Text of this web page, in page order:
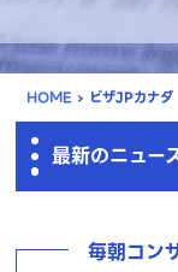
HOME › ビザJPカナダ
最新のニュー
毎朝コン